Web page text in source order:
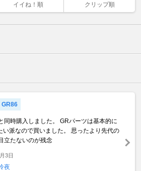
イイね！順 クリップ順
GR86
同時購入しました。 GRパーツは基本的に
い派なので買いました。 思ったより先代の
立たないのが残念
3日
夜